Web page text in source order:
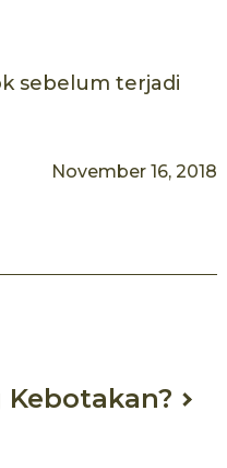
sebelum terjadi
November 16, 2018